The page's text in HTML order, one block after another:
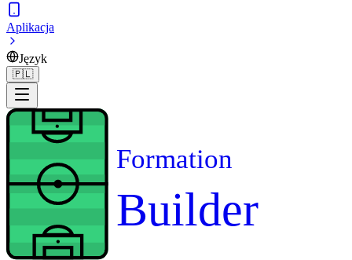
Aplikacja
Język
🇵🇱
Formation
Builder